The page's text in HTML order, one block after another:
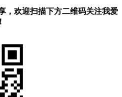
，欢迎扫描下方二维码关注我爱